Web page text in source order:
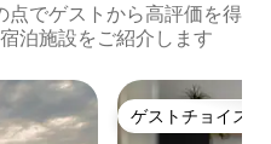
点でゲストから高評価を得
泊施設をご紹介します
ゲストチョイス
ゲストチョイス